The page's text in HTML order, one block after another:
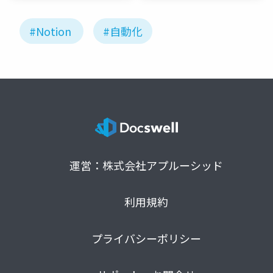
#Notion #自動化
運営：株式会社アプルーシッド
利用規約
プライバシーポリシー